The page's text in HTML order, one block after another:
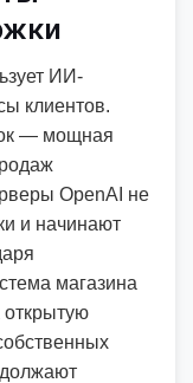
ИИ-
клиентов.
— мощная
OpenAI не
и начинают
магазина
открытую